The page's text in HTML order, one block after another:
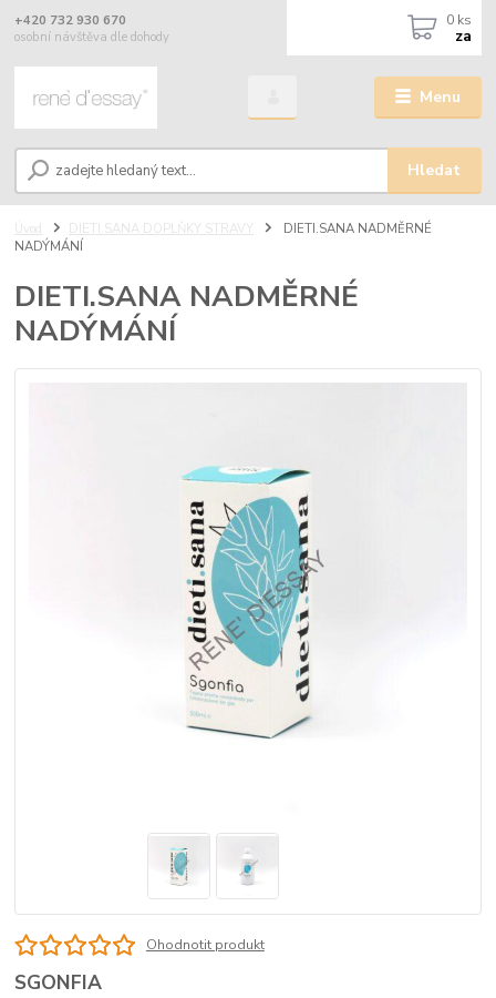
Menu
Hledat
+420 732 930 670
osobní návštěva dle dohody
0 ks
za
Úvod DIETI.SANA DOPLŇKY STRAVY
DIETI.SANA NADMĚRNÉ
NADÝMÁNÍ
DIETI.SANA NADMĚRNÉ
NADÝMÁNÍ
Ohodnotit produkt
SGONFIA